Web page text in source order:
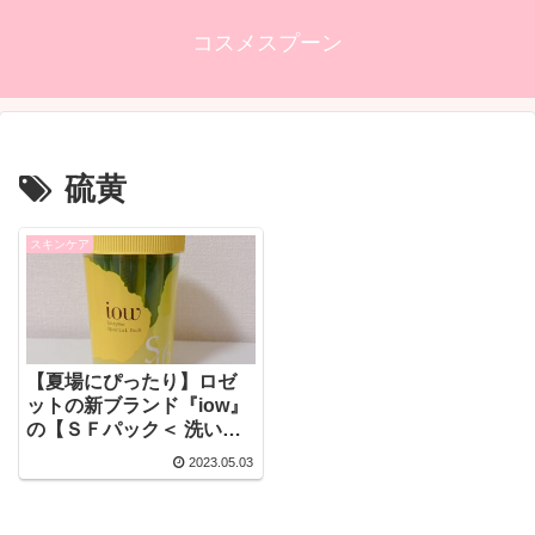
コスメスプーン
硫黄
スキンケア
【夏場にぴったり】ロゼ
ットの新ブランド『iow』
の【ＳＦパック＜ 洗い流
すパック ＞】がすごい！
2023.05.03